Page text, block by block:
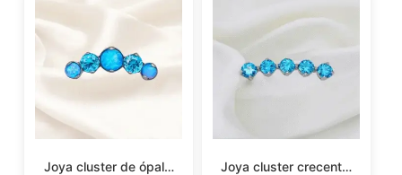
Joya cluster de ópal… Joya cluster crecent…